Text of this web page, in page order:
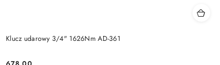
Klucz udarowy 3/4" 1626Nm AD-361